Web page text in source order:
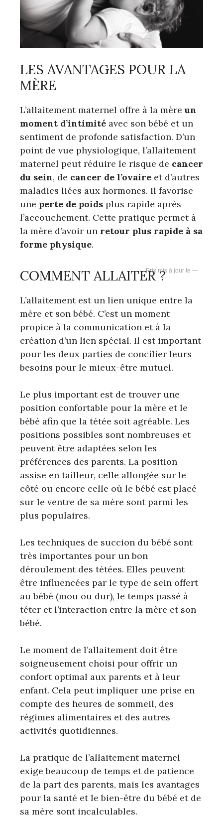
LES AVANTAGES POUR LA
MÈRE
L’allaitement maternel offre à la mèreun
moment d’intimité avec son bébé et un
sentiment de profonde satisfaction. D’un
point de vue physiologique, l’allaitement
maternel peut réduire le risque de cancer
du sein, de cancer de l’ovaire et d’autres
maladies liées aux hormones. Il favorise
une perte de poids plus rapide après
l’accouchement. Cette pratique permet à
la mère d’avoir un retour plus rapide à sa
forme physique.
—
COMMENT ALLAITER ?
L’allaitement est un lien unique entre la
mère et son bébé. C’est un moment
propice à la communication et à la
création d’un lien spécial. Il est important
pour les deux parties de concilier leurs
besoins pour le mieux-être mutuel.
Le plus important est de trouver une
position confortable pour la mère et le
bébé afin que la tétée soit agréable. Les
positions possibles sont nombreuses et
peuvent être adaptées selon les
préférences des parents. La position
assise en tailleur, celle allongée sur le
côté ou encore celle où le bébé est placé
sur le ventre de sa mère sont parmi les
plus populaires.
Les techniques de succion du bébé sont
très importantes pour un bon
déroulement des tétées. Elles peuvent
être influencées par le type de sein offert
au bébé (mou ou dur), le temps passé à
téter et l’interaction entre la mère et son
bébé.
Le moment de l’allaitement doit être
soigneusement choisi pour offrir un
confort optimal aux parents et à leur
enfant. Cela peut impliquer une prise en
compte des heures de sommeil, des
régimes alimentaires et des autres
activités quotidiennes.
La pratique de l’allaitement maternel
exige beaucoup de temps et de patience
de la part des parents, mais les avantages
pour la santé et le bien-être du bébé et de
sa mère sont incalculables.